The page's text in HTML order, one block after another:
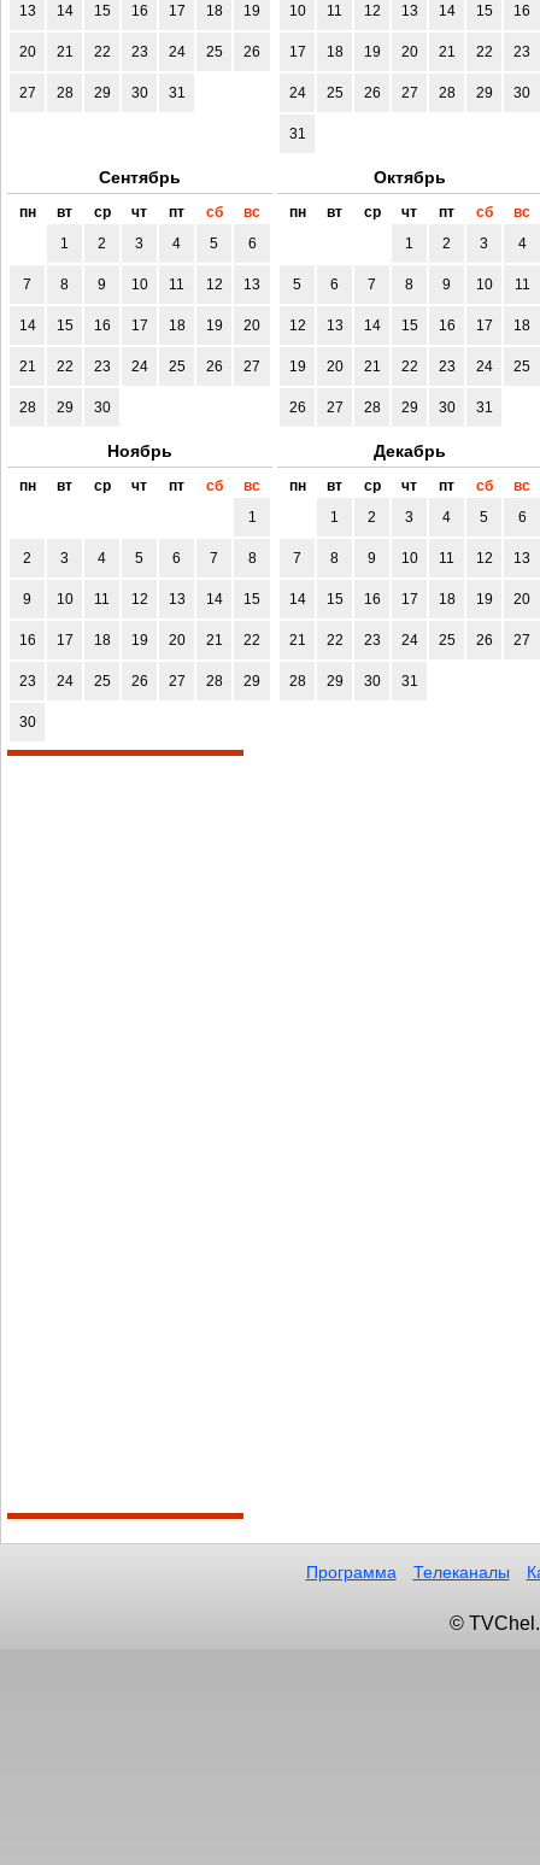
13 14 15 16 17 18 19
20 21 22 23 24 25 26
27 28 29 30 31
10 11 12 13 14 15 16
17 18 19 20 21 22 23
24 25 26 27 28 29 30
31
Сентябрь
пн вт ср чт пт сб
вс
1
2 3 4 5 6
7 8 9 10 11 12 13
14 15 16 17 18 19 20
21 22 23 24 25 26 27
28 29 30
Октябрь
пн вт ср чт пт сб
вс
1
2 3 4
5 6 7 8 9 10 11
12 13 14 15 16 17 18
19 20 21 22 23 24 25
26 27 28 29 30 31
Ноябрь
пн вт ср чт пт сб
вс
1
2 3 4 5 6 7 8
9 10 11 12 13 14 15
16 17 18 19 20 21 22
23 24 25 26 27 28 29
30
Декабрь
пн вт ср чт пт сб
вс
1
2 3 4 5 6
7 8 9 10 11 12 13
14 15 16 17 18 19 20
21 22 23 24 25 26 27
28 29 30 31
Программа Телеканалы
©